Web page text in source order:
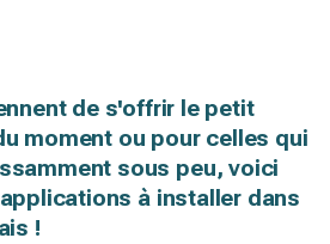
de s'offrir le petit
moment ou pour celles qui
sous peu, voici
à installer dans
!